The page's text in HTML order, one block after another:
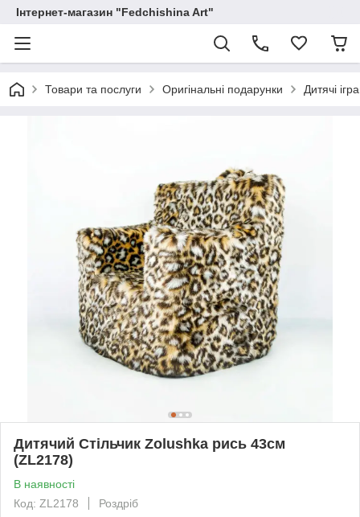
Інтернет-магазин "Fedchishina Art"
Товари та послуги Оригінальні подарунки Дитячі
Дитячий Стільчик Zolushka рись 43см
(ZL2178)
В наявності
Код: ZL2178
Роздріб